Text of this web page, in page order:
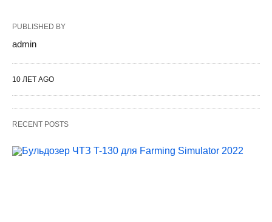
PUBLISHED BY
admin
10 ЛЕТ AGO
RECENT POSTS